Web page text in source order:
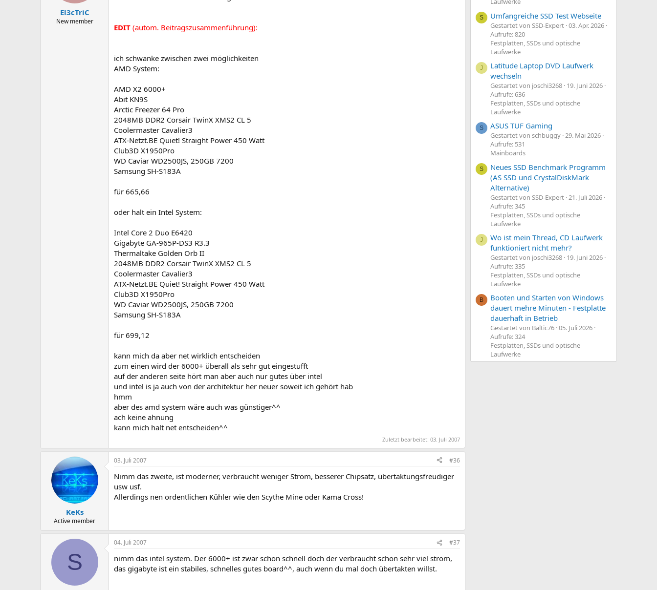
El3cTriC
New member
EDIT (autom. Beitragszusammenführung):
ich schwanke zwischen zwei möglichkeiten
AMD System:
AMD X2 6000+
Abit KN9S
Arctic Freezer 64 Pro
2048MB DDR2 Corsair TwinX XMS2 CL 5
Coolermaster Cavalier3
ATX-Netzt.BE Quiet! Straight Power 450 Watt
Club3D X1950Pro
WD Caviar WD2500JS, 250GB 7200
Samsung SH-S183A
für 665,66
oder halt ein Intel System:
Intel Core 2 Duo E6420
Gigabyte GA-965P-DS3 R3.3
Thermaltake Golden Orb II
2048MB DDR2 Corsair TwinX XMS2 CL 5
Coolermaster Cavalier3
ATX-Netzt.BE Quiet! Straight Power 450 Watt
Club3D X1950Pro
WD Caviar WD2500JS, 250GB 7200
Samsung SH-S183A
für 699,12
kann mich da aber net wirklich entscheiden
zum einen wird der 6000+ überall als sehr gut eingestufft
auf der anderen seite hört man aber auch nur gutes über intel
und intel is ja auch von der architektur her neuer soweit ich gehört hab
hmm
aber des amd system wäre auch was günstiger^^
ach keine ahnung
kann mich halt net entscheiden^^
Zuletzt bearbeitet: 03. Juli 2007
KeKs
Active member
03. Juli 2007 #36
Nimm das zweite, ist moderner, verbraucht weniger Strom, besserer Chipsatz, übertaktungsfreudiger
usw usf.
Allerdings nen ordentlichen Kühler wie den Scythe Mine oder Kama Cross!
S
04. Juli 2007 #37
nimm das intel system. Der 6000+ ist zwar schon schnell doch der verbraucht schon sehr viel strom,
das gigabyte ist ein stabiles, schnelles gutes board^^, auch wenn du mal doch übertakten willst.
S Umfangreiche SSD Test Webseite
Gestartet von SSD-Expert 03. Apr. 2026
Aufrufe: 820
Festplatten, SSDs und optische
Laufwerke
J
Latitude Laptop DVD Laufwerk
wechseln
Gestartet von joschi3268 19. Juni 2026
Aufrufe: 636
Festplatten, SSDs und optische
Laufwerke
S ASUS TUF Gaming
Gestartet von schbuggy 29. Mai 2026
Aufrufe: 531
Mainboards
S
Neues SSD Benchmark Programm
(AS SSD und CrystalDiskMark
Alternative)
Gestartet von SSD-Expert 21. Juli 2026
Aufrufe: 345
Festplatten, SSDs und optische
Laufwerke
J
Wo ist mein Thread, CD Laufwerk
funktioniert nicht mehr?
Gestartet von joschi3268 19. Juni 2026
Aufrufe: 335
Festplatten, SSDs und optische
Laufwerke
B
Booten und Starten von Windows
dauert mehre Minuten - Festplatte
dauerhaft in Betrieb
Gestartet von Baltic76 05. Juli 2026
Aufrufe: 324
Festplatten, SSDs und optische
Laufwerke